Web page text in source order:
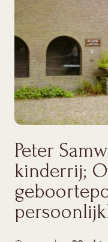
Peter
kinderrij;